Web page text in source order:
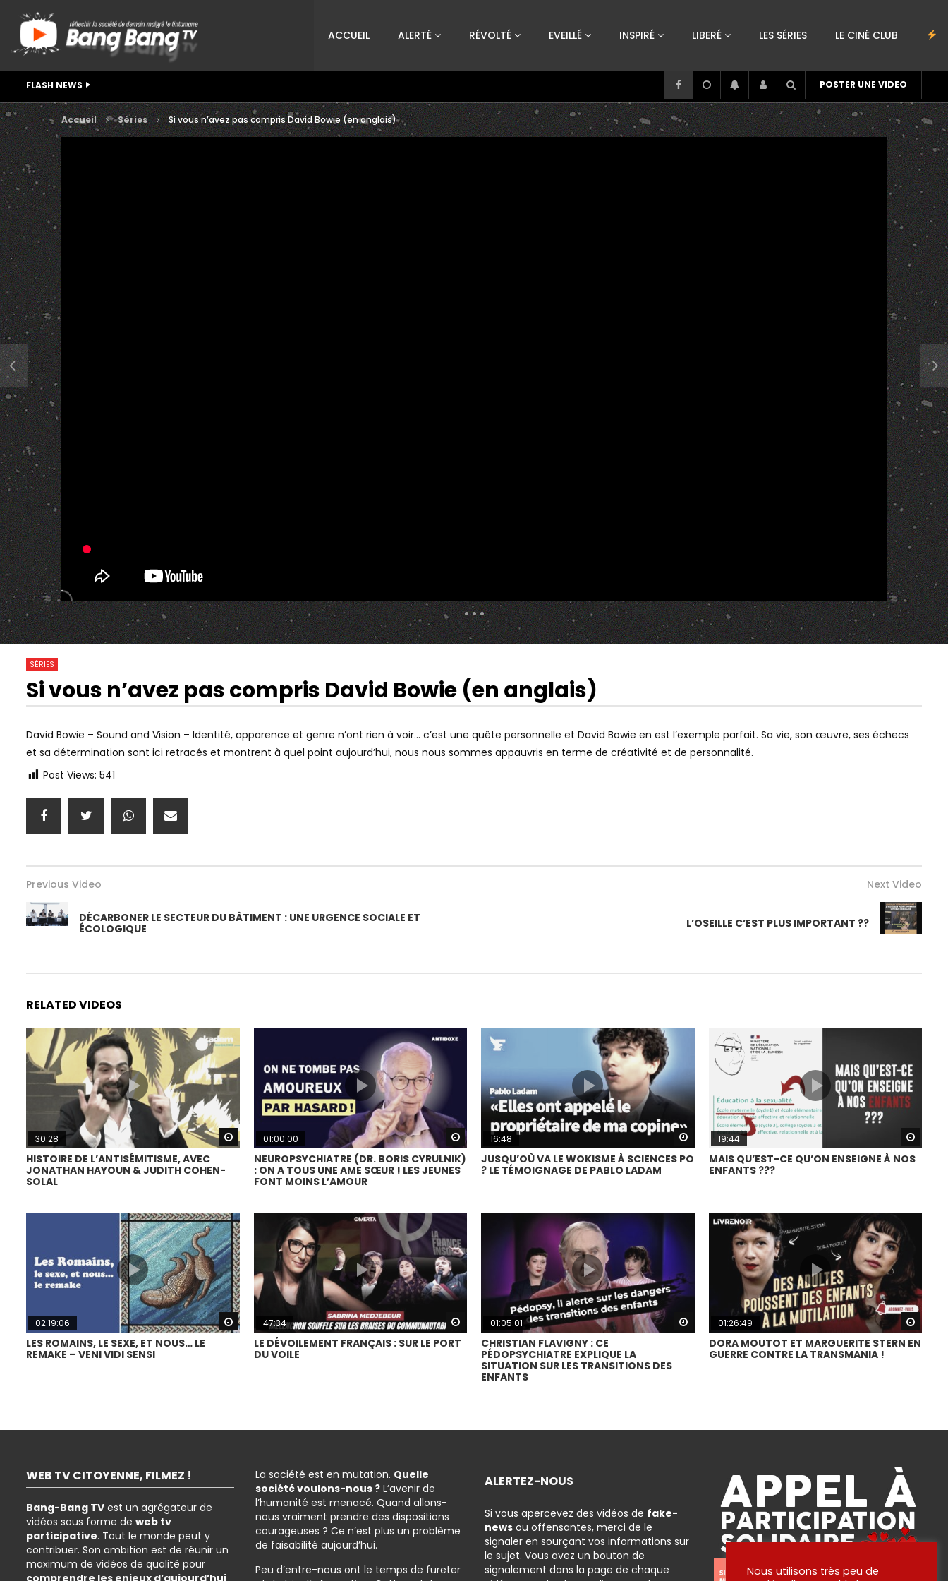
ACCUEIL ALERTÉ RÉVOLTÉ EVEILLÉ INSPIRÉ LIBERÉ LES SÉRIES LE CINÉ CLUB
FLASH NEWS POSTER UNE VIDEO
Accueil Séries Si vous n’avez pas compris David Bowie (en anglais)
541 Views
0 0
Report More Videos
Watch Later
30:28
AVEC JONATHAN HAYOUN &
JUDITH COHEN-SOLAL
Watch Later
01:00:00
CYRULNIK) : ON A TOUS UNE AME
SŒUR ! LES JEUNES FONT MOINS
L’AMOUR
16:48
SCIENCES PO ? LE TÉMOIGNAGE DE
PABLO LADAM
À NOS ENFANTS ???
REMAKE – VENI VIDI
1 2 3 4 5 6 7 8 9 10 11 12 13 14 15 16
17
18
19 20 21 22 23 24 25 26 27 28 29 30 31 32
33
49
50 51 52 53 54 55 56 57 58
SÉRIES
Si vous n’avez pas compris David Bowie (en anglais)
David Bowie – Sound and Vision – Identité, apparence et genre n’ont rien à voir… c’est une quête personnelle et David Bowie en est l’exemple parfait. Sa vie, son œuvre, ses échecs
et sa détermination sont ici retracés et montrent à quel point aujourd’hui, nous nous sommes appauvris en terme de créativité et de personnalité.
Post Views: 541
Previous Video
DÉCARBONER LE SECTEUR DU BÂTIMENT : UNE URGENCE SOCIALE ET
ÉCOLOGIQUE
Next Video
L’OSEILLE C’EST PLUS IMPORTANT ??
RELATED VIDEOS
Watch Later
30:28
HISTOIRE DE L’ANTISÉMITISME, AVEC
JONATHAN HAYOUN & JUDITH COHEN-
SOLAL
Watch Later
01:00:00
NEUROPSYCHIATRE (DR. BORIS CYRULNIK)
: ON A TOUS UNE AME SŒUR ! LES JEUNES
FONT MOINS L’AMOUR
Watch Later
16:48
JUSQU’OÙ VA LE WOKISME À SCIENCES PO
? LE TÉMOIGNAGE DE PABLO LADAM
19:44
MAIS QU’EST-CE QU’ON ENSEIGNE À NOS
ENFANTS ???
Watch Later
02:19:06
LES ROMAINS, LE SEXE, ET NOUS… LE
REMAKE – VENI VIDI SENSI
Watch Later
47:34
LE DÉVOILEMENT FRANÇAIS : SUR LE PORT
DU VOILE
Watch Later
01:05:01
CHRISTIAN FLAVIGNY : CE
PÉDOPSYCHIATRE EXPLIQUE LA
SITUATION SUR LES TRANSITIONS DES
ENFANTS
01:26:49
DORA MOUTOT ET MARGUERITE STERN EN
GUERRE CONTRE LA TRANSMANIA !
WEB TV CITOYENNE, FILMEZ !
Bang-Bang TV est un agrégateur de
vidéos sous forme de web tv
participative. Tout le monde peut y
contribuer. Son ambition est de réunir un
maximum de vidéos de qualité pour
comprendre les enjeux d’aujourd’hui
La société est en mutation. Quelle
société voulons-nous ? L’avenir de
l’humanité est menacé. Quand allons-
nous vraiment prendre des dispositions
courageuses ? Ce n’est plus un problème
de faisabilité aujourd’hui.
Peu d’entre-nous ont le temps de fureter
ALERTEZ-NOUS
Si vous apercevez des vidéos de fake-
news ou offensantes, merci de le
signaler en sourçant vos informations sur
le sujet. Vous avez un bouton de
signalement dans la page de chaque
€
Nous utilisons très peu de